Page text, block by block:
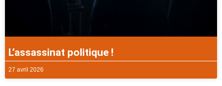
L’assassinat politique !
27 avril 2026